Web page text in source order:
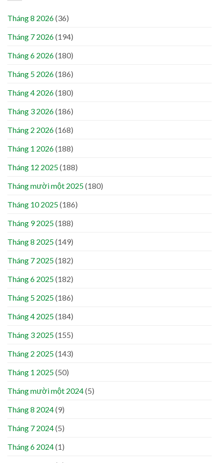
Tháng 8 2026(36)
Tháng 7 2026(194)
Tháng 6 2026(180)
Tháng 5 2026(186)
Tháng 4 2026(180)
Tháng 3 2026(186)
Tháng 2 2026(168)
Tháng 1 2026(188)
Tháng 12 2025(188)
Tháng mười một 2025(180)
Tháng 10 2025(186)
Tháng 9 2025(188)
Tháng 8 2025(149)
Tháng 7 2025(182)
Tháng 6 2025(182)
Tháng 5 2025(186)
Tháng 4 2025(184)
Tháng 3 2025(155)
Tháng 2 2025(143)
Tháng 1 2025(50)
Tháng mười một 2024(5)
Tháng 8 2024(9)
Tháng 7 2024(5)
Tháng 6 2024(1)